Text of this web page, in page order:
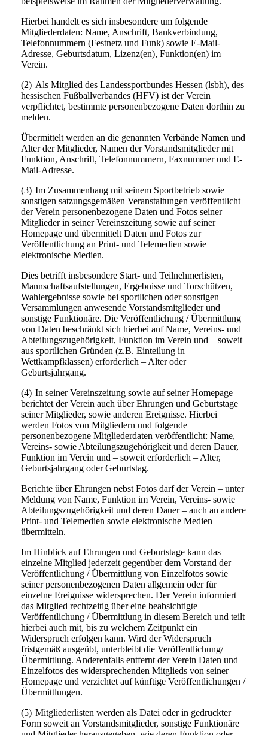
Hierbei handelt es sich insbesondere um folgende
Mitgliederdaten: Name, Anschrift, Bankverbindung,
Telefonnummern (Festnetz und Funk) sowie E-Mail-
Adresse, Geburtsdatum, Lizenz(en), Funktion(en) im
Verein.
(2) Als Mitglied des Landessportbundes Hessen (lsbh), des
hessischen Fußballverbandes (HFV) ist der Verein
verpflichtet, bestimmte personenbezogene Daten dorthin zu
melden.
Übermittelt werden an die genannten Verbände Namen und
Alter der Mitglieder, Namen der Vorstandsmitglieder mit
Funktion, Anschrift, Telefonnummern, Faxnummer und E-
Mail-Adresse.
(3) Im Zusammenhang mit seinem Sportbetrieb sowie
sonstigen satzungsgemäßen Veranstaltungen veröffentlicht
der Verein personenbezogene Daten und Fotos seiner
Mitglieder in seiner Vereinszeitung sowie auf seiner
Homepage und übermittelt Daten und Fotos zur
Veröffentlichung an Print- und Telemedien sowie
elektronische Medien.
Dies betrifft insbesondere Start- und Teilnehmerlisten,
Mannschaftsaufstellungen, Ergebnisse und Torschützen,
Wahlergebnisse sowie bei sportlichen oder sonstigen
Versammlungen anwesende Vorstandsmitglieder und
sonstige Funktionäre. Die Veröffentlichung / Übermittlung
von Daten beschränkt sich hierbei auf Name, Vereins- und
Abteilungszugehörigkeit, Funktion im Verein und – soweit
aus sportlichen Gründen (z.B. Einteilung in
Wettkampfklassen) erforderlich – Alter oder
Geburtsjahrgang.
(4) In seiner Vereinszeitung sowie auf seiner Homepage
berichtet der Verein auch über Ehrungen und Geburtstage
seiner Mitglieder, sowie anderen Ereignisse. Hierbei
werden Fotos von Mitgliedern und folgende
personenbezogene Mitgliederdaten veröffentlicht: Name,
Vereins- sowie Abteilungszugehörigkeit und deren Dauer,
Funktion im Verein und – soweit erforderlich – Alter,
Geburtsjahrgang oder Geburtstag.
Berichte über Ehrungen nebst Fotos darf der Verein – unter
Meldung von Name, Funktion im Verein, Vereins- sowie
Abteilungszugehörigkeit und deren Dauer – auch an andere
Print- und Telemedien sowie elektronische Medien
übermitteln.
Im Hinblick auf Ehrungen und Geburtstage kann das
einzelne Mitglied jederzeit gegenüber dem Vorstand der
Veröffentlichung / Übermittlung von Einzelfotos sowie
seiner personenbezogenen Daten allgemein oder für
einzelne Ereignisse widersprechen. Der Verein informiert
das Mitglied rechtzeitig über eine beabsichtigte
Veröffentlichung / Übermittlung in diesem Bereich und teilt
hierbei auch mit, bis zu welchem Zeitpunkt ein
Widerspruch erfolgen kann. Wird der Widerspruch
fristgemäß ausgeübt, unterbleibt die Veröffentlichung/
Übermittlung. Anderenfalls entfernt der Verein Daten und
Einzelfotos des widersprechenden Mitglieds von seiner
Homepage und verzichtet auf künftige Veröffentlichungen /
Übermittlungen.
(5) Mitgliederlisten werden als Datei oder in gedruckter
Form soweit an Vorstandsmitglieder, sonstige Funktionäre